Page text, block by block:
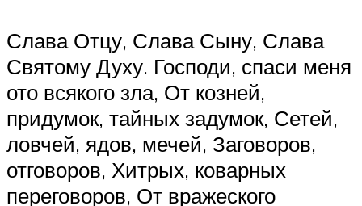
Слава Отцу, Слава Сыну, Слава
Святому Духу. Господи, спаси меня
ото всякого зла, От козней,
придумок, тайных задумок, Сетей,
ловчей, ядов, мечей, Заговоров,
отговоров, Хитрых, коварных
переговоров, От вражеского